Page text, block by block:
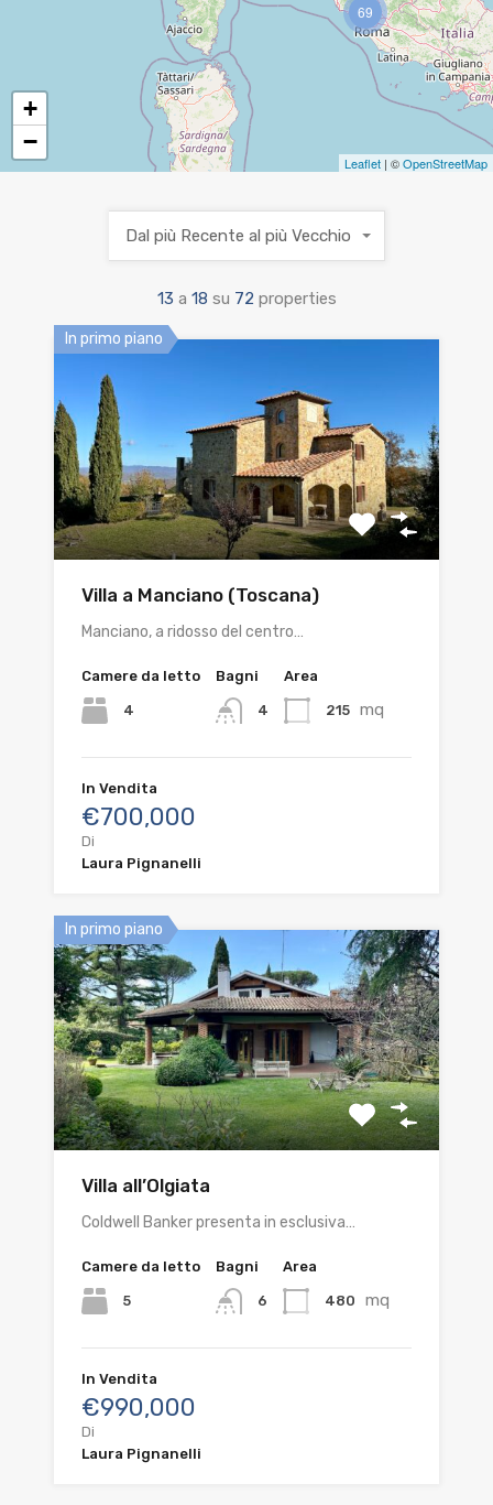
69
+
−
Leaflet | ©OpenStreetMap
13 a 18 su 72 properties
Dal più Recente al più Vecchio
In primo piano
Villa a Manciano (Toscana)
Manciano, a ridosso del centro…
Camere da letto
4
Bagni
4
Area
215 mq
In Vendita
€700,000
Di
Laura Pignanelli
In primo piano
Villa all’Olgiata
Coldwell Banker presenta in esclusiva…
Camere da letto
5
Bagni
6
Area
480 mq
In Vendita
€990,000
Di
Laura Pignanelli